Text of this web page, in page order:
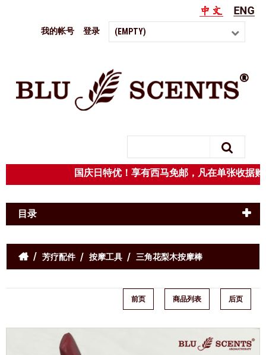
(EMPTY)
我的帐号 登录
国庆日特优！享有西马免邮，凡在单张
目录
芳疗配件 按摩工具 三角花梨木按摩棒
前页 商品列表 后页